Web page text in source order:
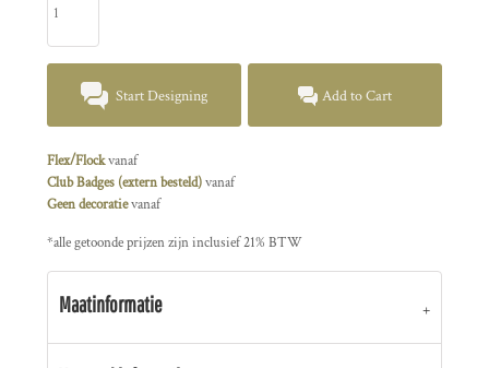
Start Designing Add to Cart
Flex/Flockvanaf
Club Badges (extern besteld)vanaf
Geen decoratievanaf
*alle getoonde prijzen zijn inclusief 21% BTW
Maatinformatie